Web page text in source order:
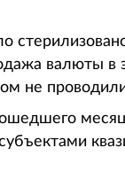
валюты в
не